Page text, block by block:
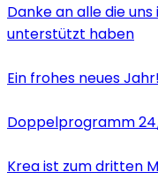
Danke an alle die
unterstützt haben
Ein frohes neues Jahr!
Doppelprogramm
Krea ist zum dritten